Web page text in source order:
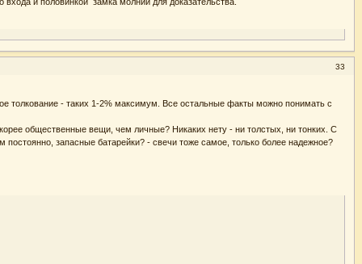
33
толкование - таких 1-2% максимум. Все остальные факты можно понимать с
общественные вещи, чем личные? Никаких нету - ни толстых, ни тонких. С
запасные батарейки? - свечи тоже самое, только более надежное?